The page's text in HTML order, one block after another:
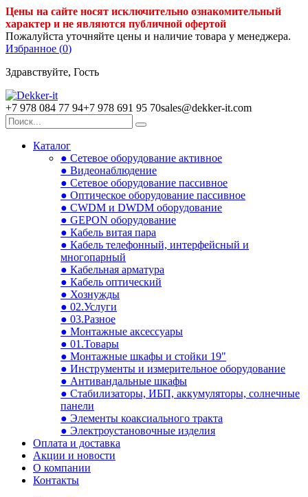
Цены на сайте носят исключительно ознакомительный
характер и не являются публичной офертой
Пожалуйста уточняйте цены и наличие товара у менеджера.
Избранное (0)
Здравствуйте, Гость
+7 978 084 77 94+7 978 691 95 70sales@dekker-it.com
Каталог
● Сетевое оборудование активное
● Видеонаблюдение
● Сетевое оборудование пассивное
● Оптическое оборудование пассивное
● CWDM и DWDM оборудование
● GEPON оборудование
● Кабель витая пара
● Кабель телефонный, интерфейсный и
многопарный
● Кабельная арматура
● Кабель оптический
● Хознужды
● 02.Услуги
● 03.Разное
● Монтажные аксессуары
● 01.Товары
● Монтажные шкафы и стойки 19"
● Инструменты и измерительное оборудование
● Антивандальные шкафы
● Стабилизаторы, ИБП, аккумуляторы, солнечные
панели
● Элементы коаксиального тракта
● Электроустановочные изделия
Оплата и доставка
Акции и новости
О компании
Контакты